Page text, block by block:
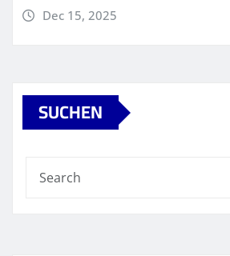
Dec 15, 2025
SUCHEN